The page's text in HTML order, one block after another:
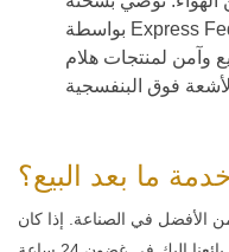
بواسطة Express FedEx ، DHL ، TNT ، وما إلى ذلك ،
لمنتجات هلام
ما بعد البيع؟
الأفضل في الصناعة. إذا كان